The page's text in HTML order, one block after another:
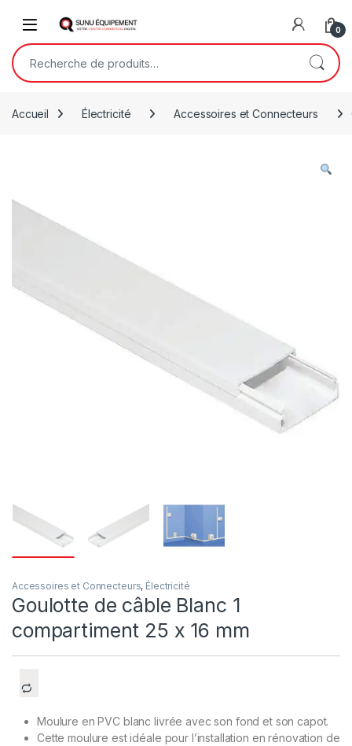
Open 0
Recherche pour :
Accueil Électricité Accessoires et Connecteurs
Accessoires et Connecteurs, Électricité
Goulotte de câble Blanc 1
compartiment 25 x 16 mm
Moulure en PVC blanc livrée avec son fond et son capot.
Cette moulure est idéale pour l’installation en rénovation de